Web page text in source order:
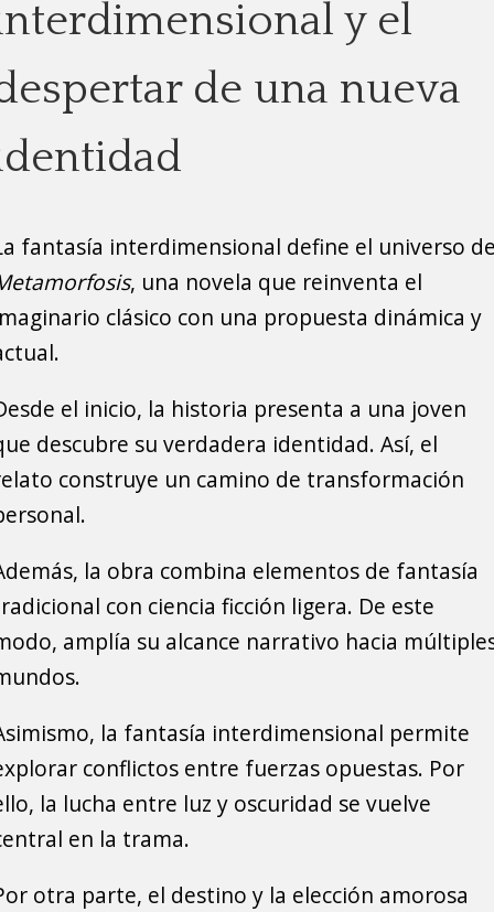
y el
de una nueva
fantasía interdimensional define el universo
, una novela que reinventa el
clásico con una propuesta dinámica y
el inicio, la historia presenta a una joven
descubre su verdadera identidad. Así, el
construye un camino de transformación
la obra combina elementos de fantasía
con ciencia ficción ligera. De este
amplía su alcance narrativo hacia
la fantasía interdimensional permite
conflictos entre fuerzas opuestas. Por
la lucha entre luz y oscuridad se vuelve
en la trama.
otra parte, el destino y la elección amorosa